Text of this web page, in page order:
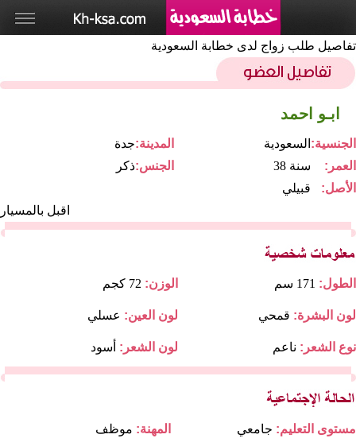
تفاصيل طلب زواج لدى خطابة السعودية
ابـو احمد
جدةالمدينة: السعودية الجنسية:
ذكرالجنس: 38 سنة
العمر:
قبيلي
الأصل:
اقبل بالمسيار
الوزن: 72 كجم الطول: 171 سم
لون العين: عسلي لون البشرة: قمحي
لون الشعر: أسود نوع الشعر: ناعم
المهنة: موظف مستوى التعليم: جامعي